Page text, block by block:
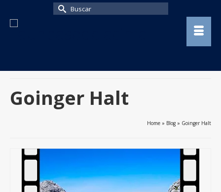
Buscar
Goinger Halt
Home » Blog » Goinger Halt